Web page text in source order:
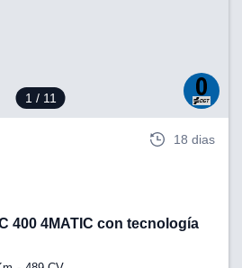
1/ 11
18 dias
400 4MATIC con tecnología